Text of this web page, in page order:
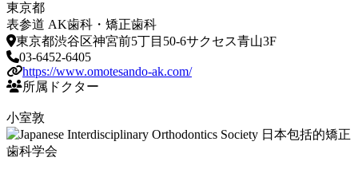
東京都
表参道 AK歯科・矯正歯科
東京都渋谷区神宮前5丁目50-6サクセス青山3F
03-6452-6405
https://www.omotesando-ak.com/
所属ドクター
小室敦